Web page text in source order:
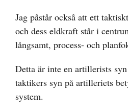
Jag påstår också att ett
och dess eldkraft står i
långsamt, process- och
Detta är inte en artillerists
taktikers syn på artilleriets
system.